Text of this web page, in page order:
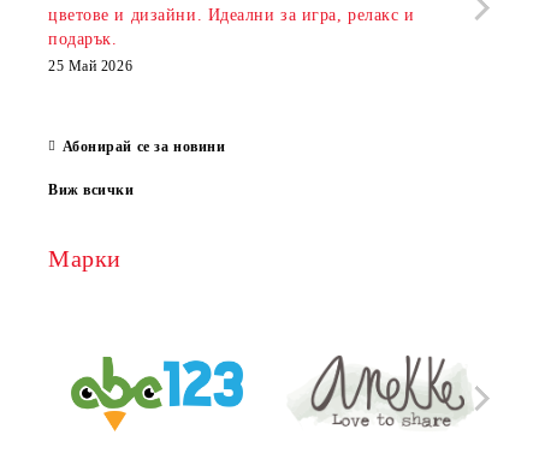
цветове и дизайни. Идеални за игра, релакс и
подарък.
25 Май 2026
Абонирай се за новини
Виж всички
Марки